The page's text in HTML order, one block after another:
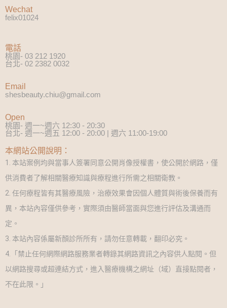
Wechat
felix01024
電話
桃園- 03 212 1920
台北- 02 2382 0032
Email
shesbeauty.chiu@gmail.com
Open
桃園- 週一~週六 12:30 - 20:30
台北- 週一~週五 12:00 - 20:00 | 週六 11:00-19:00
本網站公開說明：
1. 本站案例均與當事人簽署同意公開肖像授權書，使公開於網路，僅
供消費者了解相關醫療知識與療程進行所需之相關衛教。
2. 任何療程皆有其醫療風險，治療效果會因個人體質與術後保養而有
異，本站內容僅供參考，實際須由醫師當面與您進行評估及溝通而
定。
3. 本站內容係屬新顏診所所有，請勿任意轉載，翻印必究。
4.「禁止任何網際網路服務業者轉錄其網路資訊之內容供人點閱。但
以網路搜尋或超連結方式，進入醫療機構之網址（域）直接點閱者，
不在此限。」